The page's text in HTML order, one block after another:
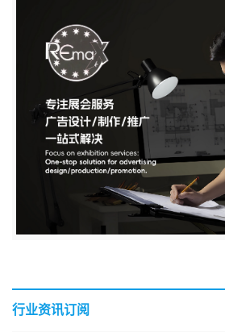
行业资讯订阅